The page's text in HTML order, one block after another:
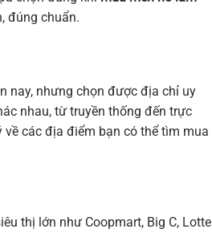
đúng chuẩn.
nay, nhưng chọn được địa chỉ uy
nhau, từ truyền thống đến trực
các địa điểm bạn có thể tìm mua
thị lớn như Coopmart, Big C, Lotte